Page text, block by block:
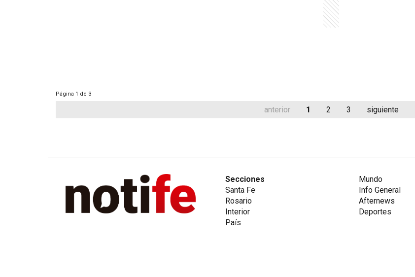
Página 1 de 3
anterior 1 2 3 siguiente
Secciones
Santa Fe
Rosario
Interior
País
Mundo
Info General
Afternews
Deportes